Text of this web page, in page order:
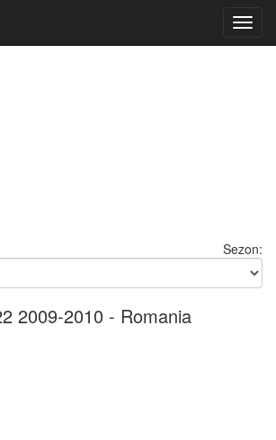
Sezon:
2009-2010 - Romania